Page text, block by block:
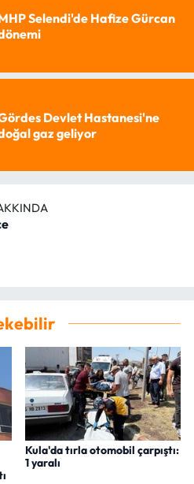
Selendi'de Hafize Gürcan
Devlet Hastanesi'ne
gaz geliyor
Kula'da tırla otomobil çarpıştı:
1 yaralı